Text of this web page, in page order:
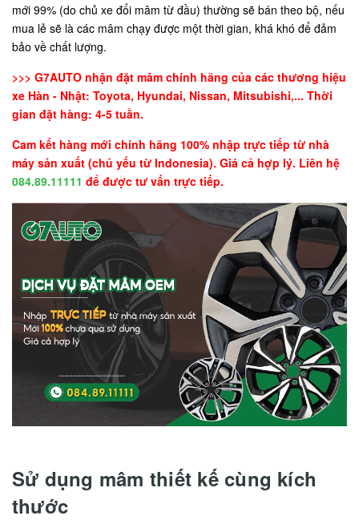
mới 99% (do chủ xe đổi mâm từ đầu) thường sẽ bán theo bộ, nếu
mua lẻ sẽ là các mâm chạy được một thời gian, khá khó để đảm
bảo về chất lượng.
>>> G7AUTO nhận đặt mâm chính hãng của các thương hiệu
xe Hàn - Nhật: Toyota, Hyundai, Nissan, Mitsubishi,... Thời
gian đặt hàng: 4-5 tuần.
Cam kết hàng mới chính hãng 100% nhập trực tiếp từ nhà
máy sản xuất (chủ yếu từ Indonesia). Giá cả hợp lý. Liên hệ
084.89.11111 để được tư vấn trực tiếp.
Sử dụng mâm thiết kế cùng kích
thước